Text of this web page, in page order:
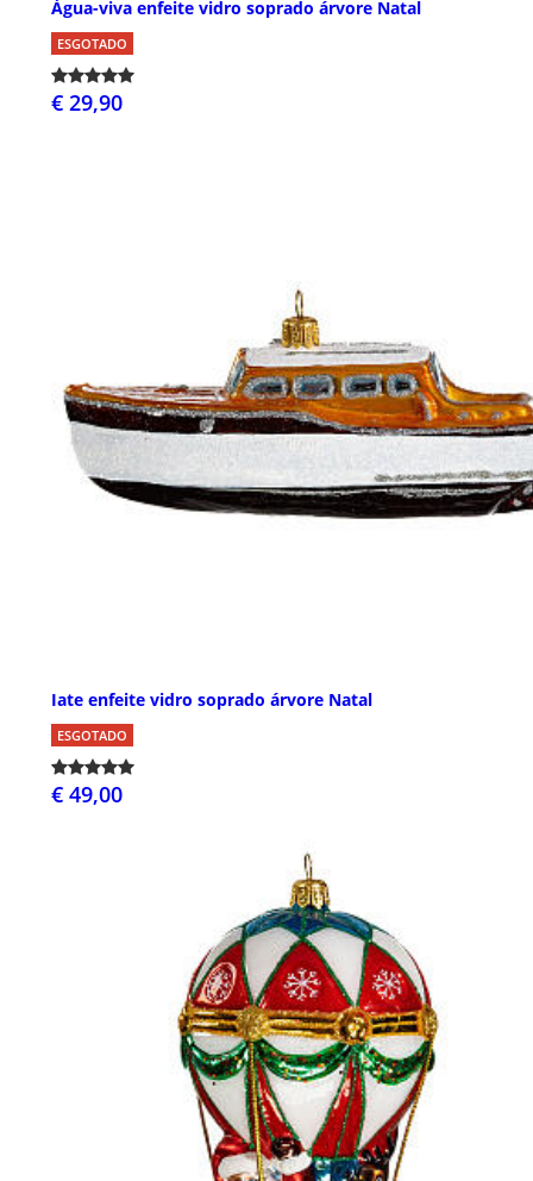
Água-viva enfeite vidro soprado árvore Natal
ESGOTADO
€ 29,90
Iate enfeite vidro soprado árvore Natal
ESGOTADO
€ 49,00